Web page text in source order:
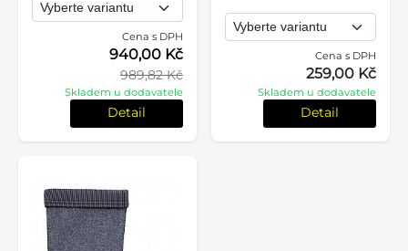
Cena s DPH
989,82 Kč
940,00 Kč
Skladem u dodavatele
Detail
Cena s DPH
259,00 Kč
Skladem u dodavatele
Detail